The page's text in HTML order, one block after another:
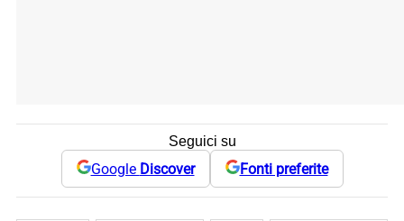
Seguici su
Google Discover Fonti preferite